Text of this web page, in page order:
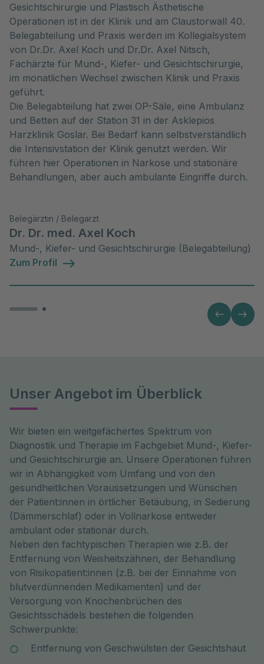
Gesichtschirurgie und Plastisch Ästhetische
Operationen ist in der Klinik und am Claustorwall 40.
Belegabteilung und Praxis werden im Kollegialsystem
von Dr.Dr. Axel Koch und Dr.Dr. Axel Nitsch,
Fachärzte für Mund-, Kiefer- und Gesichtschirurgie,
im monatlichen Wechsel zwischen Klinik und Praxis
geführt.
Die Belegabteilung hat zwei OP-Säle, eine Ambulanz
und Betten auf der Station 31 in der Asklepios
Harzklinik Goslar. Bei Bedarf kann selbstverständlich
die Intensivstation der Klinik genutzt werden. Wir
führen hier Operationen in Narkose und stationäre
Behandlungen, aber auch ambulante Eingriffe durch.
Belegärztin / Belegarzt
Dr. Dr. med. Axel Koch
Mund-, Kiefer- und Gesichtschirurgie (Belegabteilung)
Zum Profil
Unser Angebot im Überblick
Wir bieten ein weitgefächertes Spektrum von
Diagnostik und Therapie im Fachgebiet Mund-, Kiefer-
und Gesichtschirurgie an. Unsere Operationen führen
wir in Abhängigkeit vom Umfang und von den
gesundheitlichen Voraussetzungen und Wünschen
der Patient:innen in örtlicher Betäubung, in Sedierung
(Dämmerschlaf) oder in Vollnarkose entweder
ambulant oder stationär durch.
Neben den fachtypischen Therapien wie z.B. der
Entfernung von Weisheitszähnen, der Behandlung
von Risikopatient:innen (z.B. bei der Einnahme von
blutverdünnenden Medikamenten) und der
Versorgung von Knochenbrüchen des
Gesichtsschädels bestehen die folgenden
Schwerpunkte:
Entfernung von Geschwülsten der Gesichtshaut